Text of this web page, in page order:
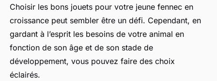
Choisir les bons jouets pour votre jeune fennec en
croissance peut sembler être un défi. Cependant, en
gardant à l’esprit les besoins de votre animal en
fonction de son âge et de son stade de
développement, vous pouvez faire des choix
éclairés.